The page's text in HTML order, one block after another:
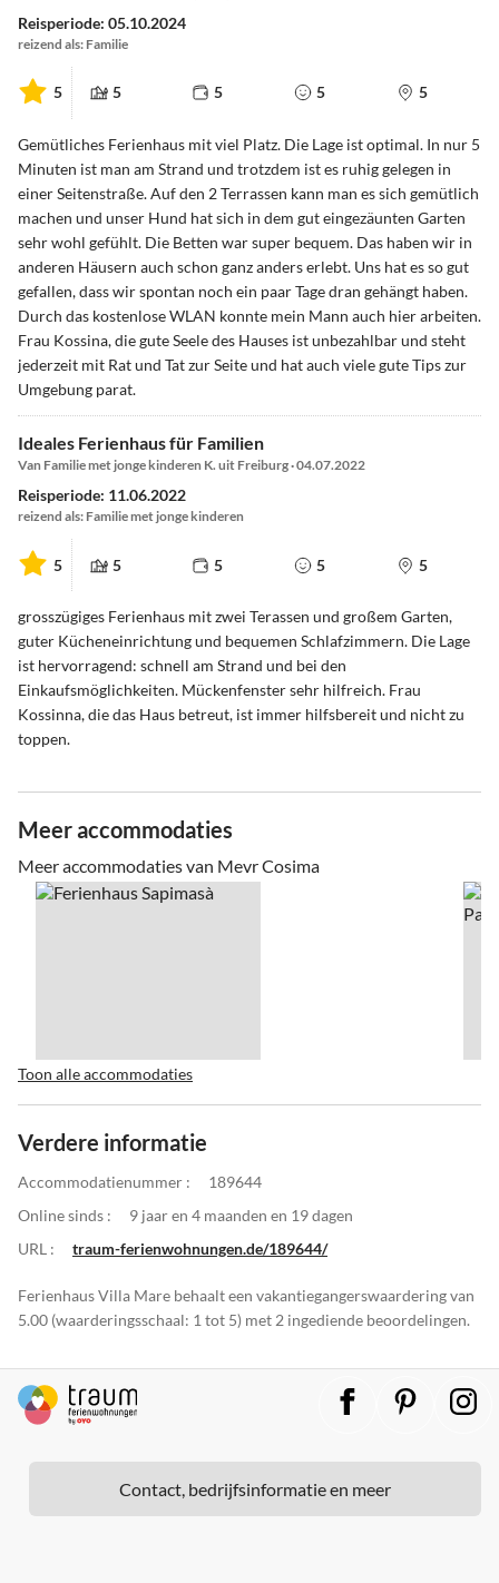
Reisperiode: 05.10.2024
reizend als: Familie
5 5 5 5 5
Gemütliches Ferienhaus mit viel Platz. Die Lage ist optimal. In nur 5
Minuten ist man am Strand und trotzdem ist es ruhig gelegen in
einer Seitenstraße. Auf den 2 Terrassen kann man es sich gemütlich
machen und unser Hund hat sich in dem gut eingezäunten Garten
sehr wohl gefühlt. Die Betten war super bequem. Das haben wir in
anderen Häusern auch schon ganz anders erlebt. Uns hat es so gut
gefallen, dass wir spontan noch ein paar Tage dran gehängt haben.
Durch das kostenlose WLAN konnte mein Mann auch hier arbeiten.
Frau Kossina, die gute Seele des Hauses ist unbezahlbar und steht
jederzeit mit Rat und Tat zur Seite und hat auch viele gute Tips zur
Umgebung parat.
Ideales Ferienhaus für Familien
Van Familie met jonge kinderen K. uit Freiburg · 04.07.2022
Reisperiode: 11.06.2022
reizend als: Familie met jonge kinderen
5 5 5 5 5
grosszügiges Ferienhaus mit zwei Terassen und großem Garten,
guter Kücheneinrichtung und bequemen Schlafzimmern. Die Lage
ist hervorragend: schnell am Strand und bei den
Einkaufsmöglichkeiten. Mückenfenster sehr hilfreich. Frau
Kossinna, die das Haus betreut, ist immer hilfsbereit und nicht zu
toppen.
Meer accommodaties
Meer accommodaties van Mevr Cosima
Toon alle accommodaties
Verdere informatie
Accommodatienummer :
189644
Online sinds :
9 jaar en 4 maanden en 19 dagen
URL :
traum-ferienwohnungen.de/189644/
Ferienhaus Villa Mare behaalt een vakantiegangerswaardering van
5.00 (waarderingsschaal: 1 tot 5) met 2 ingediende beoordelingen.
Contact, bedrijfsinformatie en meer